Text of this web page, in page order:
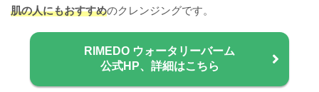
肌の人にもおすすめのクレンジングです。
RIMEDO ウォータリーバーム
公式HP、詳細はこちら